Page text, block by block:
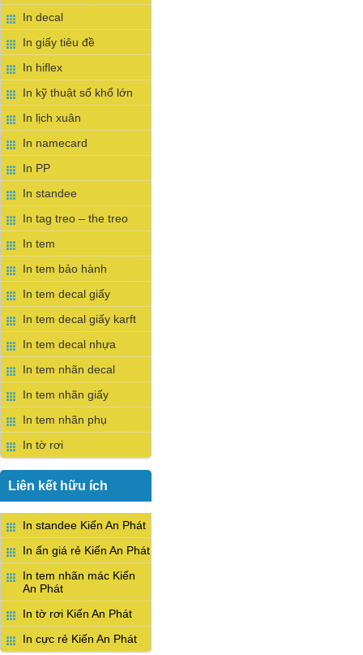
In decal
In giấy tiêu đề
In hiflex
In kỹ thuật số khổ lớn
In lịch xuân
In namecard
In PP
In standee
In tag treo – the treo
In tem
In tem bảo hành
In tem decal giấy
In tem decal giấy karft
In tem decal nhựa
In tem nhãn decal
In tem nhãn giấy
In tem nhãn phụ
In tờ rơi
Liên kết hữu ích
In standee Kiến An Phát
In ấn giá rẻ Kiến An Phát
In tem nhãn mác Kiến
An Phát
In tờ rơi Kiến An Phát
In cực rẻ Kiến An Phát